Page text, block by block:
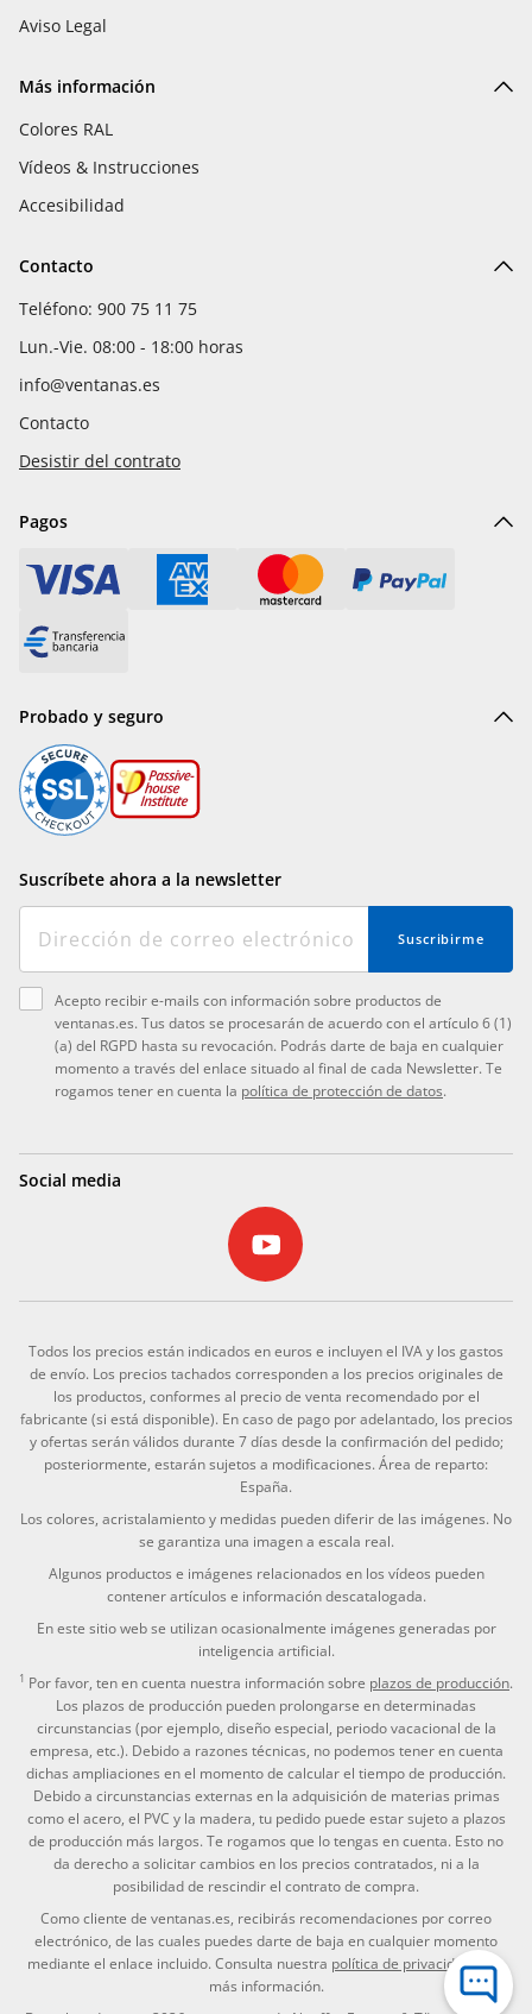
Aviso Legal
Más información
Colores RAL
Vídeos & Instrucciones
Accesibilidad
Contacto
Teléfono: 900 75 11 75
Lun.-Vie. 08:00 - 18:00 horas
info@ventanas.es
Contacto
Desistir del contrato
Pagos
Probado y seguro
Suscríbete ahora a la newsletter
Suscribirme
Acepto recibir e-mails con información sobre productos de
ventanas.es. Tus datos se procesarán de acuerdo con el artículo 6 (1)
(a) del RGPD hasta su revocación. Podrás darte de baja en cualquier
momento a través del enlace situado al final de cada Newsletter. Te
rogamos tener en cuenta la política de protección de datos.
Social media
Todos los precios están indicados en euros e incluyen el IVA y los gastos
de envío. Los precios tachados corresponden a los precios originales de
los productos, conformes al precio de venta recomendado por el
fabricante (si está disponible). En caso de pago por adelantado, los precios
y ofertas serán válidos durante 7 días desde la confirmación del pedido;
posteriormente, estarán sujetos a modificaciones. Área de reparto:
España.
Los colores, acristalamiento y medidas pueden diferir de las imágenes. No
se garantiza una imagen a escala real.
Algunos productos e imágenes relacionados en los vídeos pueden
contener artículos e información descatalogada.
En este sitio web se utilizan ocasionalmente imágenes generadas por
inteligencia artificial.
1 Por favor, ten en cuenta nuestra información sobre plazos de producción.
Los plazos de producción pueden prolongarse en determinadas
circunstancias (por ejemplo, diseño especial, periodo vacacional de la
empresa, etc.). Debido a razones técnicas, no podemos tener en cuenta
dichas ampliaciones en el momento de calcular el tiempo de producción.
Debido a circunstancias externas en la adquisición de materias primas
como el acero, el PVC y la madera, tu pedido puede estar sujeto a plazos
de producción más largos. Te rogamos que lo tengas en cuenta. Esto no
da derecho a solicitar cambios en los precios contratados, ni a la
posibilidad de rescindir el contrato de compra.
Como cliente de ventanas.es, recibirás recomendaciones por correo
electrónico, de las cuales puedes darte de baja en cualquier momento
mediante el enlace incluido. Consulta nuestra política de privacidadpara
más información.